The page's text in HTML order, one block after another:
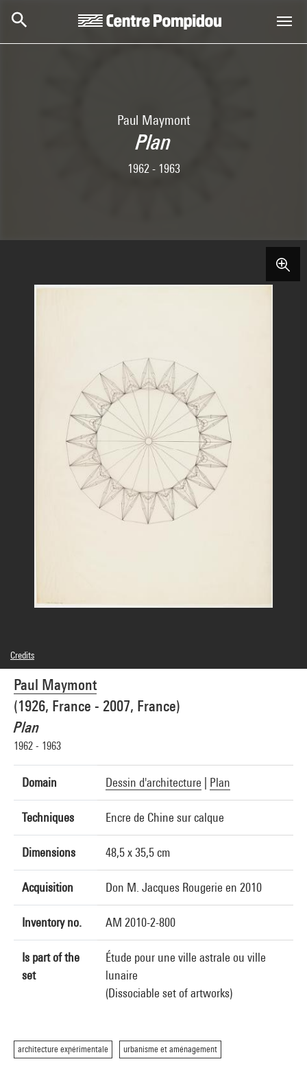
Paul Maymont
Plan
1962 - 1963
Paul Maymont
(1926, France - 2007, France)
Plan
1962 - 1963
Domain Dessin d'architecture Plan
Techniques Encre de Chine sur calque
Dimensions 48,5 x 35,5 cm
Acquisition Don M. Jacques Rougerie en 2010
Inventory no. AM 2010-2-800
Is part of the
set
Étude pour une ville astrale ou ville
lunaire
(Dissociable set of artworks)
architecture expérimentale urbanisme et aménagement
Credits
© Paul Maymont
Photo credits : Centre Pompidou, MNAM-CCI/Hélène Mauri/Dist. GrandPalaisRmn
Image reference : 4N35827
Image presentation :GrandPalaisRmnPhoto